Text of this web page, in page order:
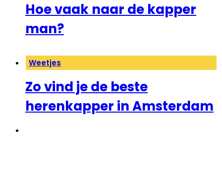
Hoe vaak naar de kapper
man?
Weetjes
Zo vind je de beste
herenkapper in Amsterdam